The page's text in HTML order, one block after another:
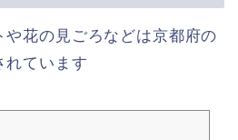
や花の見ごろなどは京都府の
れています